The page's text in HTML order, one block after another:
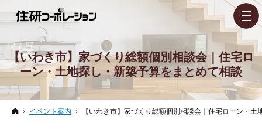
【いわき市】家づくり総額個別相談会｜住宅ロ
ーン・土地探し・新築予算をまとめて相談
ホーム
イベント案内 【いわき市】家づくり総額個別相談会｜住宅ローン・